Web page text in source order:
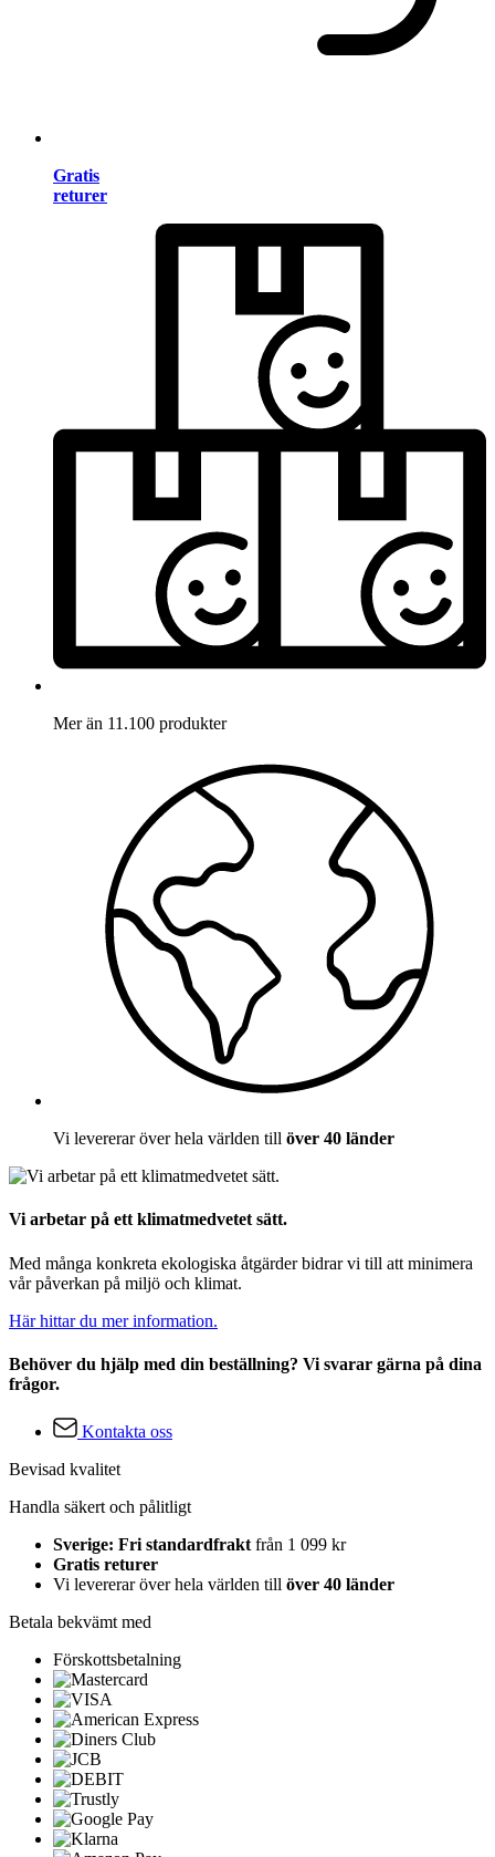
Gratis
returer
Mer än 11.100 produkter
Vi levererar över hela världen till över 40 länder
Vi arbetar på ett klimatmedvetet sätt.
Med många konkreta ekologiska åtgärder bidrar vi till att minimera
vår påverkan på miljö och klimat.
Här hittar du mer information.
Behöver du hjälp med din beställning? Vi svarar gärna på dina
frågor.
Kontakta oss
Bevisad kvalitet
Handla säkert och pålitligt
Sverige: Fri standardfrakt från 1 099 kr
Gratis returer
Vi levererar över hela världen till över 40 länder
Betala bekvämt med
Förskottsbetalning